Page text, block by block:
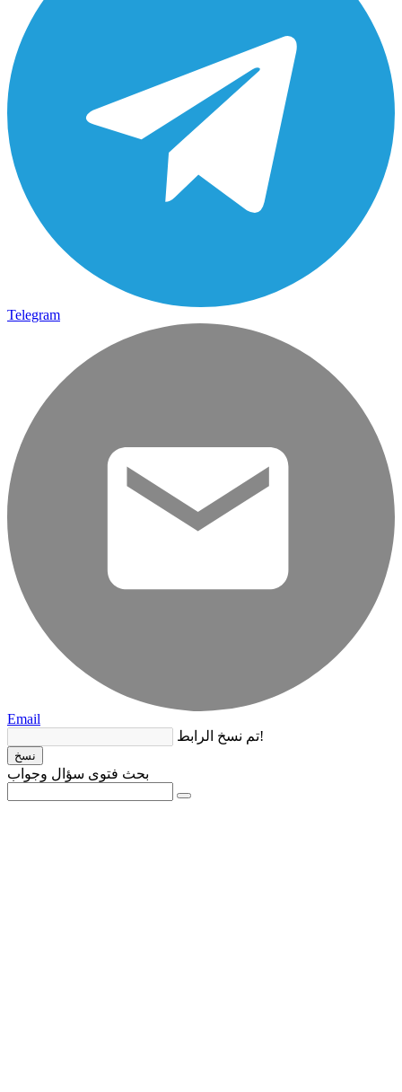
Telegram
Email
تم نسخ الرابط!
نسخ
بحث فتوى سؤال وجواب